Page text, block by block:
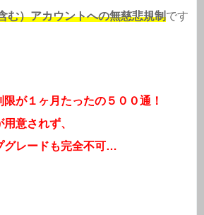
む）アカウントへの無慈悲規制です
が１ヶ月たったの５００通！
意されず、
グレードも完全不可…